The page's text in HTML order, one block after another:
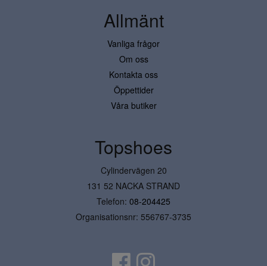
Allmänt
Vanliga frågor
Om oss
Kontakta oss
Öppettider
Våra butiker
Topshoes
Cylindervägen 20
131 52 NACKA STRAND
Telefon: 08-204425
Organisationsnr: 556767-3735